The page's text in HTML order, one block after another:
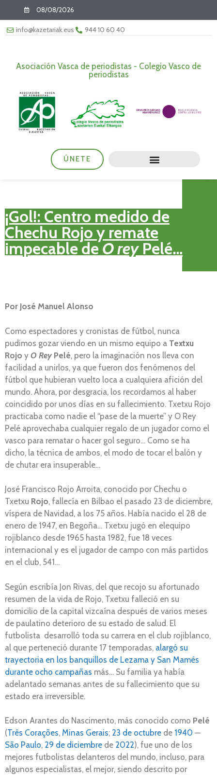
08/08/2026
info@kazetariak.eus 944 10 60 40
Asociación Vasca de periodistas - Colegio Vasco de
periodistas
ÚNETE
¡Gol!: Centro medido de
Chechu Rojo y remate
impecable deO reyPelé…
Por José Manuel Alonso
Como espectadores y cronistas de fútbol, nunca
pudimos gozar viendo en un mismo equipo a Textxu
Rojo y O Rey Pelé, pero la imaginación nos lleva con
facilidad a unirlos, ya que fueron dos fenómenos del
fútbol que hubieran vuelto loca a cualquiera afición del
mundo. Ahora, por desgracia, los recordamos al haber
coincidido por unos días en su fallecimiento. Txetxu Rojo
practicaba como nadie el “pase de la muerte” y O Rey
Pelé aprovechaba cualquier regalo de un jugador como el
vasco para rematar o hacer gol seguro… Como se ha
dicho, la técnica de ambos, el modo de tocar el balón y
de chutar era insuperable…
José Francisco Rojo Arroita, conocido por Chechu o
Txetxu Rojo, fallecía en Bilbao el pasado 23 de diciembre,
víspera de Navidad, a los 75 años. Había nacido el 28 de
enero de 1947, en Begoña… Txetxu jugó en elequipo
rojiblanco desde 1965 hasta 1982, fue 18 veces
internacional y es el jugador de campo con más partidos
en el club, 541…
Según escribía Jon Rivas, del que recojo su afortunado
resumen de la vida de Rojo, Txetxu falleció en su
domicilio de la capital vizcaína después de varios meses
de paulatino deterioro de su estado de salud. El
futbolista desarrolló toda su carrera en el club rojiblanco,
al que perteneció durante 17 temporadas, alargó su
trayectoria en los banquillos de Lezama y San Mamés
durante ocho campañas más… Su familia ya había
adelantado semanas antes de su fallecimiento que su
estado era irreversible.
Edson Arantes do Nascimento, más conocido como Pelé
(Três Corações, Minas Gerais; 23 de octubre de 1940 —
São Paulo, 29 de diciembre de 2022), fue uno de los
mejores futbolistas delanteros del mundo, incluso, para
algunos especialistas, el mejor, siendo descrito por